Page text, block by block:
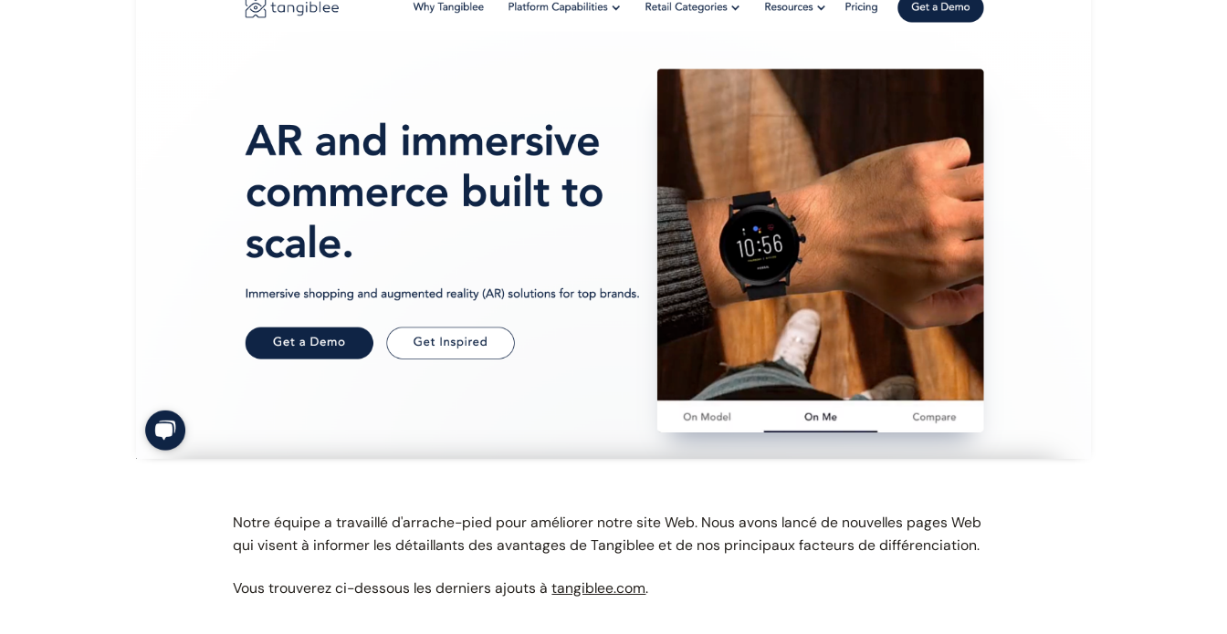
Notre équipe a travaillé d'arrache-pied pour améliorer notre site Web. Nous avons lancé de nouvelles pages Web
qui visent à informer les détaillants des avantages de Tangiblee et de nos principaux facteurs de différenciation.
Vous trouverez ci-dessous les derniers ajouts àtangiblee.com.